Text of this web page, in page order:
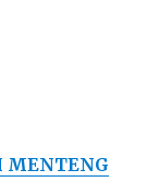
MENTENG